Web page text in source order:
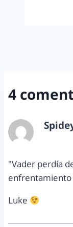
4
"Vader perdía
enfrentamiento
Luke